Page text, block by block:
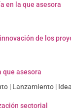
en la que asesora
de los
que asesora
| Lanzamiento |
sectorial